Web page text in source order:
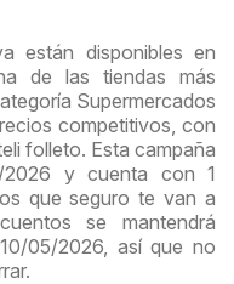
están disponibles en
de las tiendas más
Supermercados
competitivos, con
folleto. Esta campaña
y cuenta con 1
que seguro te van a
se mantendrá
05/2026, así que no